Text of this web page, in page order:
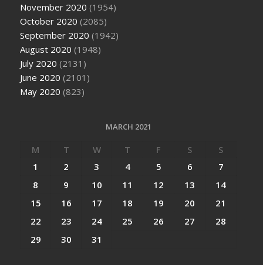
November 2020 (1954)
October 2020 (2085)
September 2020 (1942)
August 2020 (1948)
July 2020 (2131)
June 2020 (2101)
May 2020 (823)
MARCH 2021
M T W T F S
S
1
2 3 4 5 6
7
8
9 10 11 12 13
14
15
16 17 18 19 20
21
22
23 24 25 26 27
28
29
30 31